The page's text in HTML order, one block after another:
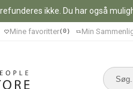
ikke. Du har også
Mine favoritter 0 Min